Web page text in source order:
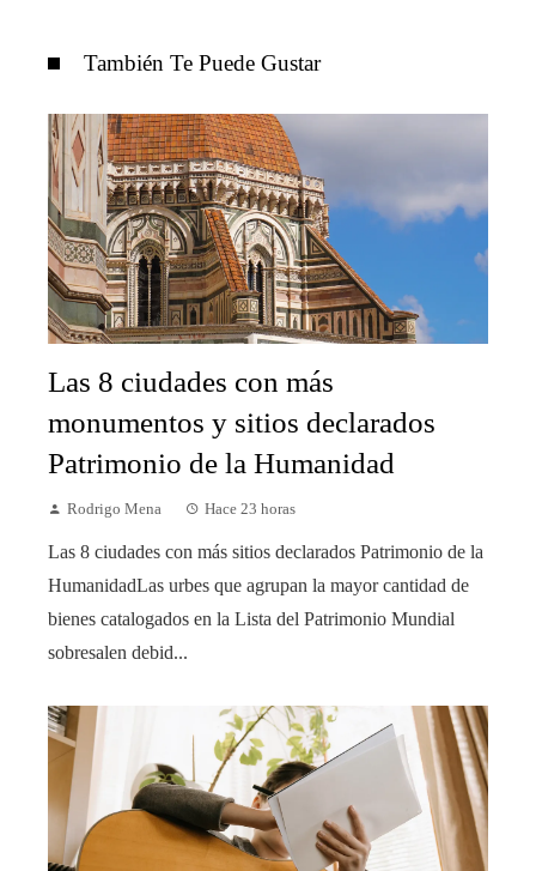
También Te Puede Gustar
Las 8 ciudades con más
monumentos y sitios declarados
Patrimonio de la Humanidad
Rodrigo Mena Hace 23 horas
Las 8 ciudades con más sitios declarados Patrimonio de la
HumanidadLas urbes que agrupan la mayor cantidad de
bienes catalogados en la Lista del Patrimonio Mundial
sobresalen debid...